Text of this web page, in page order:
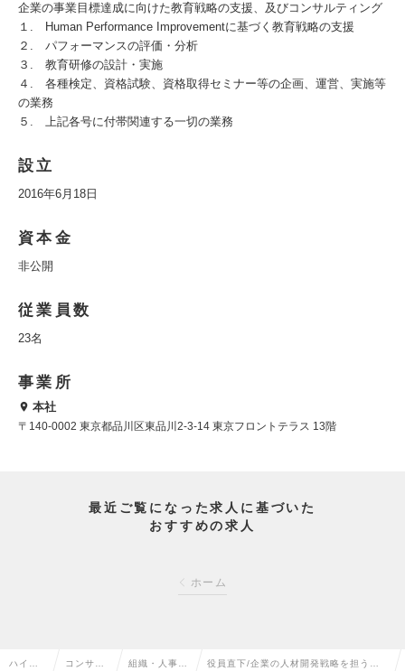
企業の事業目標達成に向けた教育戦略の支援、及びコンサルティング
１. Human Performance Improvementに基づく教育戦略の支援
２. パフォーマンスの評価・分析
３. 教育研修の設計・実施
４. 各種検定、資格試験、資格取得セミナー等の企画、運営、実施等
の業務
５. 上記各号に付帯関連する一切の業務
設立
2016年6月18日
資本金
非公開
従業員数
23名
事業所
本社
〒140-0002 東京都品川区東品川2-3-14 東京フロントテラス 13階
最近ご覧になった求人に基づいた
おすすめの求人
ホーム
ハイク コンサル 組織・人事コ 役員直下/企業の人材開発戦略を担うコ